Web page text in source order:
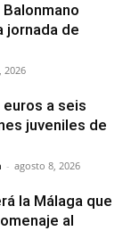
jornada de
2026
a seis
juveniles de
- agosto 8, 2026
la Málaga que
al